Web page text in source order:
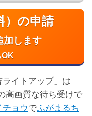
）の申請
加します
イトアップ」は
高画質な待ち受けで
チョウでふがまるち